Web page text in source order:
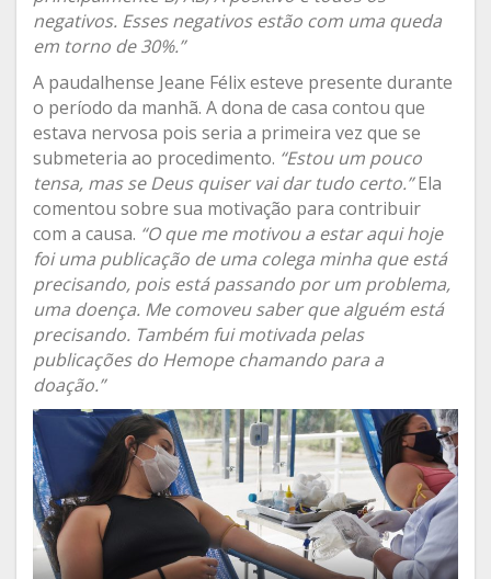
negativos. Esses negativos estão com uma queda
em torno de 30%.”
A paudalhense Jeane Félix esteve presente durante
o período da manhã. A dona de casa contou que
estava nervosa pois seria a primeira vez que se
submeteria ao procedimento. “Estou um pouco
tensa, mas se Deus quiser vai dar tudo certo.”Ela
comentou sobre sua motivação para contribuir
com a causa. “O que me motivou a estar aqui hoje
foi uma publicação de uma colega minha que está
precisando, pois está passando por um problema,
uma doença. Me comoveu saber que alguém está
precisando. Também fui motivada pelas
publicações do Hemope chamando para a
doação.”